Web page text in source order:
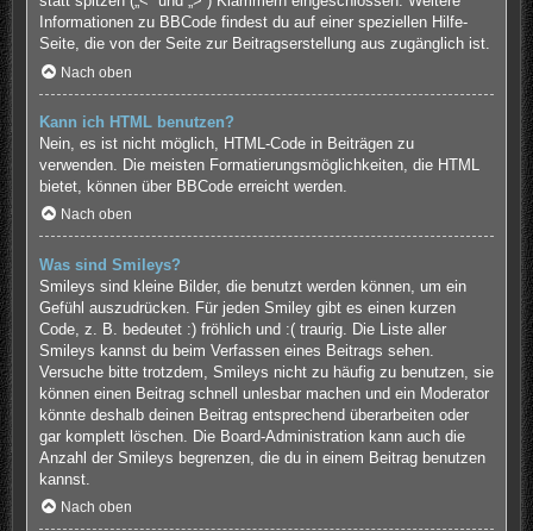
Informationen zu BBCode findest du auf einer speziellen Hilfe-
Seite, die von der Seite zur Beitragserstellung aus zugänglich ist.
Nach oben
Kann ich HTML benutzen?
Nein, es ist nicht möglich, HTML-Code in Beiträgen zu
verwenden. Die meisten Formatierungsmöglichkeiten, die HTML
bietet, können über BBCode erreicht werden.
Nach oben
Was sind Smileys?
Smileys sind kleine Bilder, die benutzt werden können, um ein
Gefühl auszudrücken. Für jeden Smiley gibt es einen kurzen
Code, z. B. bedeutet :) fröhlich und :( traurig. Die Liste aller
Smileys kannst du beim Verfassen eines Beitrags sehen.
Versuche bitte trotzdem, Smileys nicht zu häufig zu benutzen, sie
können einen Beitrag schnell unlesbar machen und ein Moderator
könnte deshalb deinen Beitrag entsprechend überarbeiten oder
gar komplett löschen. Die Board-Administration kann auch die
Anzahl der Smileys begrenzen, die du in einem Beitrag benutzen
kannst.
Nach oben